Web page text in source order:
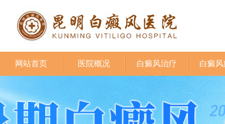
网站首页 医院概况 白癜风治疗 白癜